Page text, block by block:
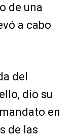
de una
a cabo
del
dio su
en
de las